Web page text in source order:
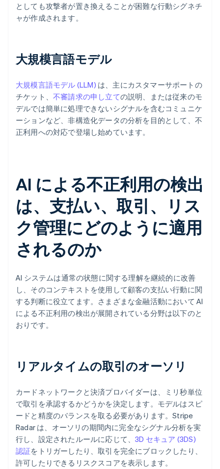
としても攻撃者が置き換えることが困難な行動シグネチ
ャが作成されます。
大規模言語モデル
大規模言語モデル (LLM) は、主にカスタマーサポートの
チケット、 不審請求の申し立ての説明、または従来のモ
デルでは簡単に処理できないシグナルを含むコミュニケ
ーションなど、非構造化データの分析を目的として、不
正利用への対応で登場し始めています。
AI による不正利用の検出
は、支払い、取引、リス
ク管理にどのように適用
されるのか
AI システムは通常の状態に関する理解を継続的に改善
し、そのコンテキストを使用して顧客の支払い行動に関
する判断に役立てます。さまざまな金融活動において AI
による不正利用の検出が展開されている分野は以下のと
おりです。
リアルタイムの取引のオーソリ
カードネットワークと決済プロバイダーは、ミリ秒単位
で取引を承認するかどうかを決定します。モデルはスピ
ードと精度のバランスを取る必要があります。Stripe
Radar は、オーソリの期間内に完全なシグナル分析を実
行し、設定されたルールに応じて、3D セキュア (3DS)
認証をトリガーしたり、取引を完全にブロックしたり、
許可したりできるリスクスコアを表示します。